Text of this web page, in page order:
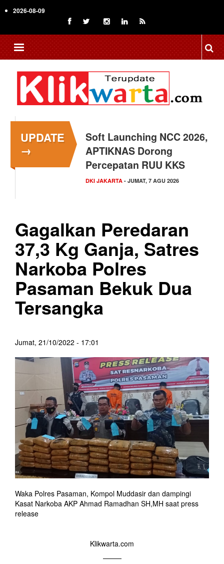
to
content
2026-08-09
UPDATE
→
Soft Launching NCC 2026,
APTIKNAS Dorong
Percepatan RUU KKS
DKI JAKARTA - JUMAT, 7 AGU 2026
Menkop Bawa Semangat
Koperasi ke Festival
Lembah Baliem Wamena
NASIONAL- JUMAT, 7 AGU 2026
Gagalkan Peredaran
37,3 Kg Ganja, Satres
Narkoba Polres
Pasaman Bekuk Dua
Tersangka
Jumat, 21/10/2022 - 17:01
Waka Polres Pasaman, Kompol Muddasir dan dampingi
Kasat Narkoba AKP Ahmad Ramadhan SH,MH saat press
release
Klikwarta.com